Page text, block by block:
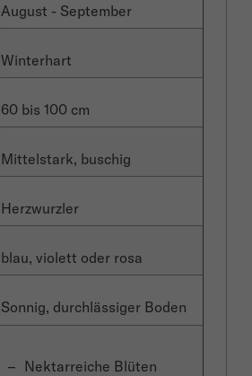
August - September
Winterhart
60 bis 100 cm
Mittelstark, buschig
Herzwurzler
blau, violett oder rosa
Sonnig, durchlässiger Boden
Nektarreiche Blüten